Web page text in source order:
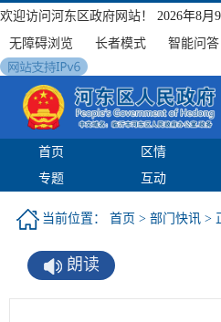
欢迎访问河东区政府网站！
2026年8月
无障碍浏览
长者模式 智能问答
首页 区情
专题
互动
当前位置： 首页 > 部门快讯 >
朗读